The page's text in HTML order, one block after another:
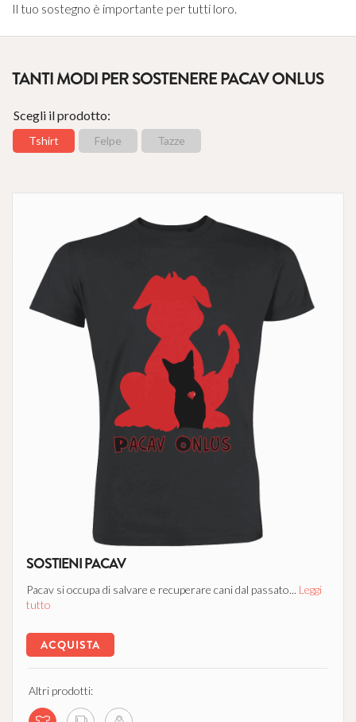
Il tuo sostegno è importante per tutti loro.
TANTI MODI PER SOSTENERE PACAV ONLUS
Scegli il prodotto:
Tshirt Felpe Tazze
SOSTIENI PACAV
Pacav si occupa di salvare e recuperare cani dal passato... Leggi
tutto
ACQUISTA
Altri prodotti: